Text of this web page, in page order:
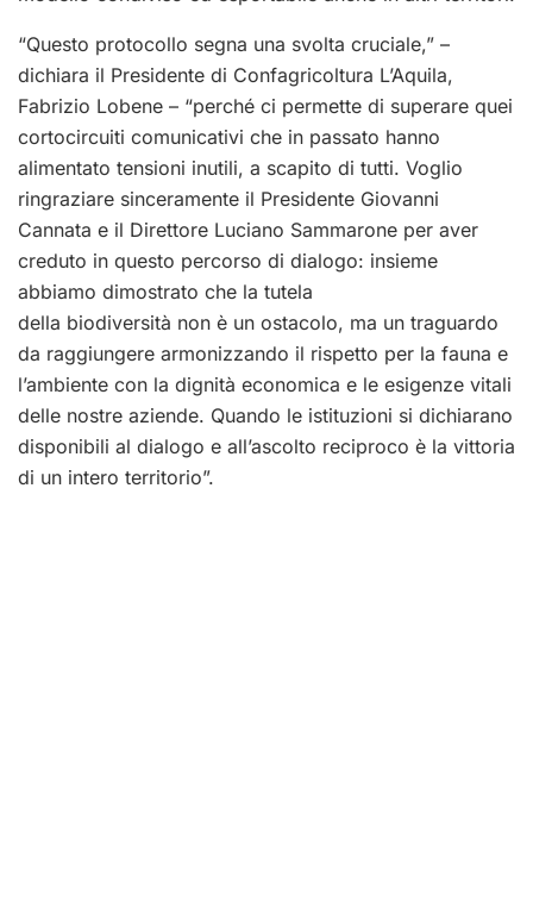
“Questo protocollo segna una svolta cruciale,” –
dichiara il Presidente di Confagricoltura L’Aquila,
Fabrizio Lobene – “perché ci permette di superare quei
cortocircuiti comunicativi che in passato hanno
alimentato tensioni inutili, a scapito di tutti. Voglio
ringraziare sinceramente il Presidente Giovanni
Cannata e il Direttore Luciano Sammarone per aver
creduto in questo percorso di dialogo: insieme
abbiamo dimostrato che la tutela
della biodiversità non è un ostacolo, ma un traguardo
da raggiungere armonizzando il rispetto per la fauna e
l’ambiente con la dignità economica e le esigenze vitali
delle nostre aziende. Quando le istituzioni si dichiarano
disponibili al dialogo e all’ascolto reciproco è la vittoria
di un intero territorio”.